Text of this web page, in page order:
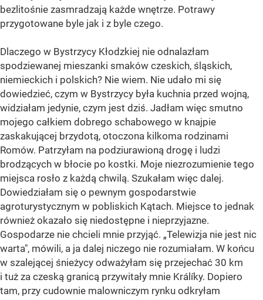
bezlitośnie zasmradzają każde wnętrze. Potrawy
przygotowane byle jak i z byle czego.
Dlaczego w Bystrzycy Kłodzkiej nie odnalazłam
spodziewanej mieszanki smaków czeskich, śląskich,
niemieckich i polskich? Nie wiem. Nie udało mi się
dowiedzieć, czym w Bystrzycy była kuchnia przed wojną,
widziałam jedynie, czym jest dziś. Jadłam więc smutno
mojego całkiem dobrego schabowego w knajpie
zaskakującej brzydotą, otoczona kilkoma rodzinami
Romów. Patrzyłam na podziurawioną drogę i ludzi
brodzących w błocie po kostki. Moje niezrozumienie tego
miejsca rosło z każdą chwilą. Szukałam więc dalej.
Dowiedziałam się o pewnym gospodarstwie
agroturystycznym w pobliskich Kątach. Miejsce to jednak
również okazało się niedostępne i nieprzyjazne.
Gospodarze nie chcieli mnie przyjąć. „Telewizja nie jest nic
warta", mówili, a ja dalej niczego nie rozumiałam. W końcu
w szalejącej śnieżycy odważyłam się przejechać 30 km
i tuż za czeską granicą przywitały mnie Králíky. Dopiero
tam, przy cudownie malowniczym rynku odkryłam